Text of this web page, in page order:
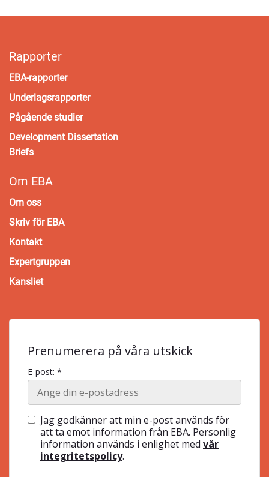
Rapporter
EBA-rapporter
Underlagsrapporter
Pågående studier
Development Dissertation
Briefs
Om EBA
Om oss
Skriv för EBA
Kontakt
Expertgruppen
Kansliet
Prenumerera på våra utskick
E-post: *
Jag godkänner att min e-post används för
att ta emot information från EBA. Personlig
information används i enlighet med vår
integritetspolicy.